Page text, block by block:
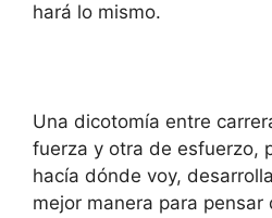
hará lo mismo.
Una dicotomía entre
fuerza y otra de esfuerzo,
hacía dónde voy,
mejor manera para pensar